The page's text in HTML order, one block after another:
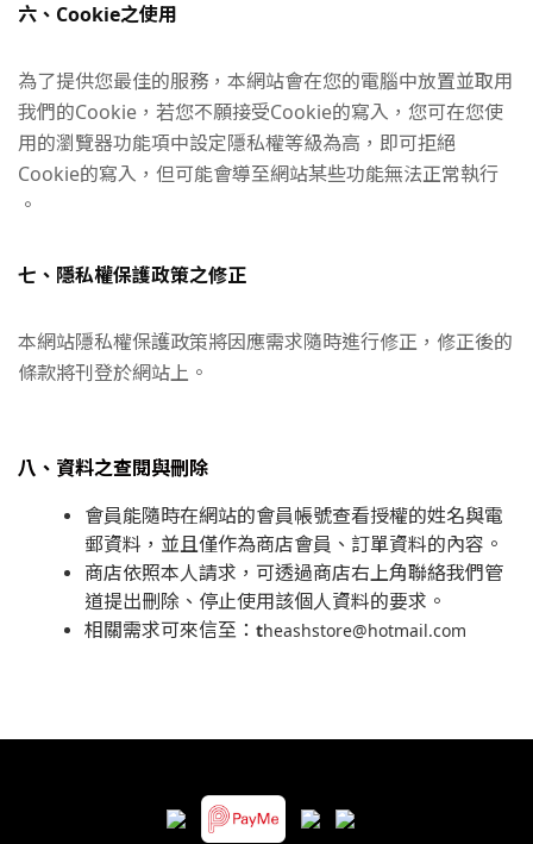
六、Cookie之使用
為了提供您最佳的服務，本網站會在您的電腦中放置並取用
我們的Cookie，若您不願接受Cookie的寫入，您可在您使
用的瀏覽器功能項中設定隱私權等級為高，即可拒絕
Cookie的寫入，但可能會導至網站某些功能無法正常執行
。
七、隱私權保護政策之修正
本網站隱私權保護政策將因應需求隨時進行修正，修正後的
條款將刊登於網站上。
八、資料之查閱與刪除
會員能隨時在網站的會員帳號查看授權的姓名與電
郵資料，並且僅作為商店會員、訂單資料的內容。
商店依照本人請求，可透過商店右上角聯絡我們管
道提出刪除、停止使用該個人資料的要求。
相關需求可來信至： theashstore@hotmail.com